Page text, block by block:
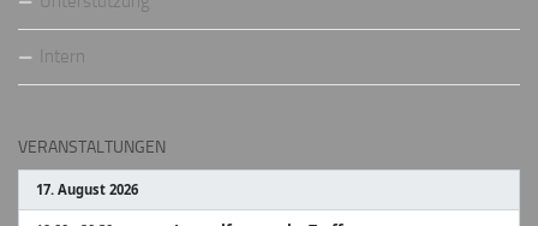
Intern
VERANSTALTUNGEN